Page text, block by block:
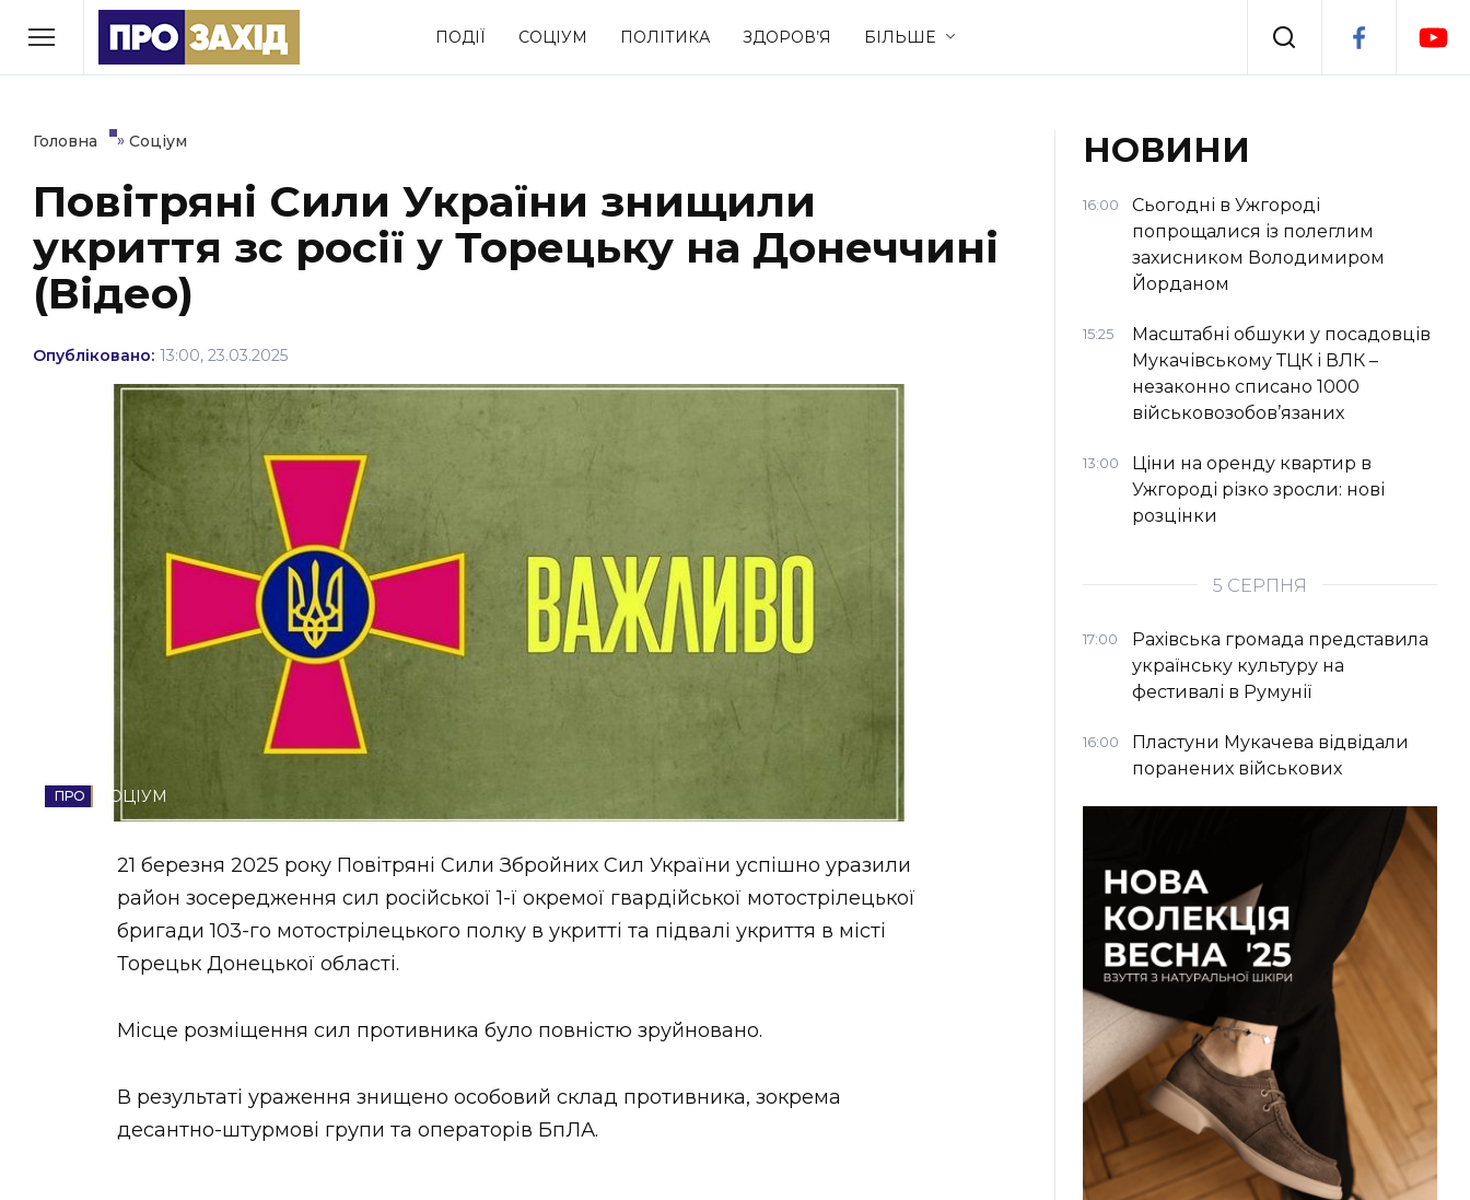
ПОДІЇ СОЦІУМ ПОЛІТИКА ЗДОРОВ’Я БІЛЬШЕ
РУБРИКИ
Економіка Події
Політика Соціум Спорт
Втрачений Ужгород
(відеоверсія)
ЗАКАРПАТСЬКІ НОВИНИ
НОВИНИ ЗАХІДНОЇ УКРАЇНИ
ФОТО
Головна » Соціум
Повітряні Сили України знищили
укриття зс росії у Торецьку на Донеччині
(Відео)
Опубліковано: 13:00, 23.03.2025
СОЦІУМ
21 березня 2025 року Повітряні Сили Збройних Сил України успішно уразили
район зосередження сил російської 1-ї окремої гвардійської мотострілецької
бригади 103-го мотострілецького полку в укритті та підвалі укриття в місті
Торецьк Донецької області.
Місце розміщення сил противника було повністю зруйновано.
В результаті ураження знищено особовий склад противника, зокрема
десантно-штурмові групи та операторів БпЛА.
НОВИНИ
16:00
Сьогодні в Ужгороді
попрощалися із полеглим
захисником Володимиром
Йорданом
15:25
Масштабні обшуки у посадовців
Мукачівському ТЦК і ВЛК –
незаконно списано 1000
військовозобов’язаних
13:00
Ціни на оренду квартир в
Ужгороді різко зросли: нові
розцінки
5 СЕРПНЯ
17:00
Рахівська громада представила
українську культуру на
фестивалі в Румунії
16:00
Пластуни Мукачева відвідали
поранених військових